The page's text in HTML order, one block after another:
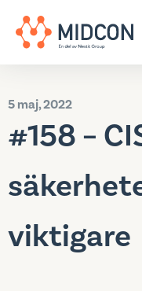
5 maj, 2022
#158 –
viktigare